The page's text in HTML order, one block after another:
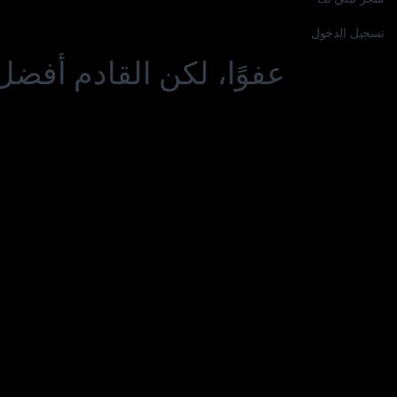
تسجيل الدخول
عفوًا، لكن القادم